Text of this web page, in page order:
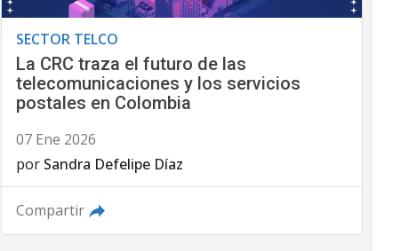
SECTOR TELCO
La CRC traza el futuro de las
telecomunicaciones y los servicios
postales en Colombia
07 Ene 2026
por Sandra Defelipe Díaz
Compartir